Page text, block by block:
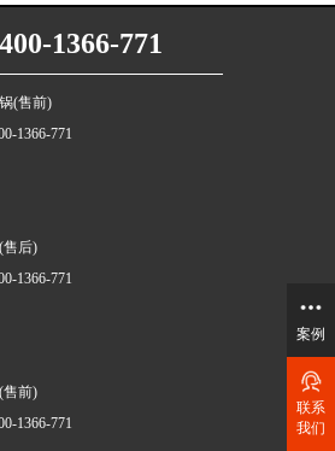
1366-771
(售前)
1366-771
售后)
1366-771
售前)
1366-771
案例
联系
我们